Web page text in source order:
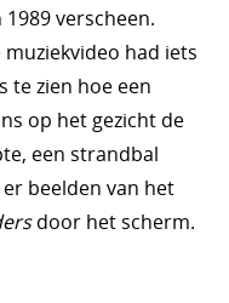
verscheen.
had iets
te zien hoe een
op het gezicht de
een strandbal
beelden van het
door het scherm.